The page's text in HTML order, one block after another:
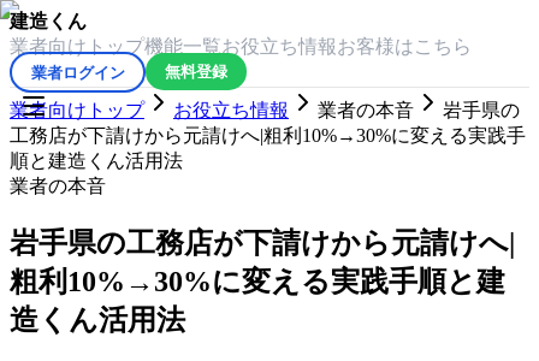
建造くん
業者向けトップ機能一覧お役立ち情報 お客様はこちら
業者ログイン 無料登録
業者向けトップ お役立ち情報 業者の本音
岩手県の
工務店が下請けから元請けへ|粗利10%→30%に変える実践手
順と建造くん活用法
業者の本音
岩手県の工務店が下請けから元請けへ|
粗利10%→30%に変える実践手順と建
造くん活用法